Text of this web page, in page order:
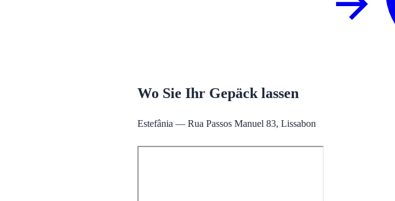
Wo Sie Ihr Gepäck lassen
Estefânia — Rua Passos Manuel 83, Lissabon